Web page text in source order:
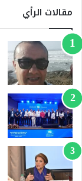
ب
و
ك
مقالات الرأي